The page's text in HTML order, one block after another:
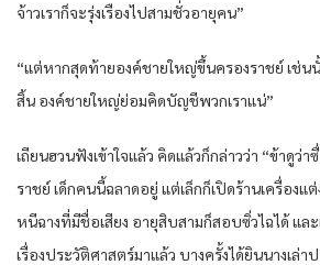
จ้าวเราก็จะรุ่งเรืองไปสามชั่วอายุคน”
“แต่หากสุดท้ายองค์ชายใหญ่ขึ้นครองราชย์ เช่น
สิ้น องค์ชายใหญ่ย่อมคิดบัญชีพวกเราแน่”
เถียนฮวนฟังเข้าใจแล้ว คิดแล้วก็กล่าวว่า “ข้าดูว่
ราชย์ เด็กคนนี้ฉลาดอยู่ แต่เล็กก็เปิดร้านเครื่องแ
หนีฉางที่มีชื่อเสียง อายุสิบสามก็สอบซิ่วไฉได้ และ
เรื่องประวัติศาสตร์มาแล้ว บางครั้งได้ยินนางเล่